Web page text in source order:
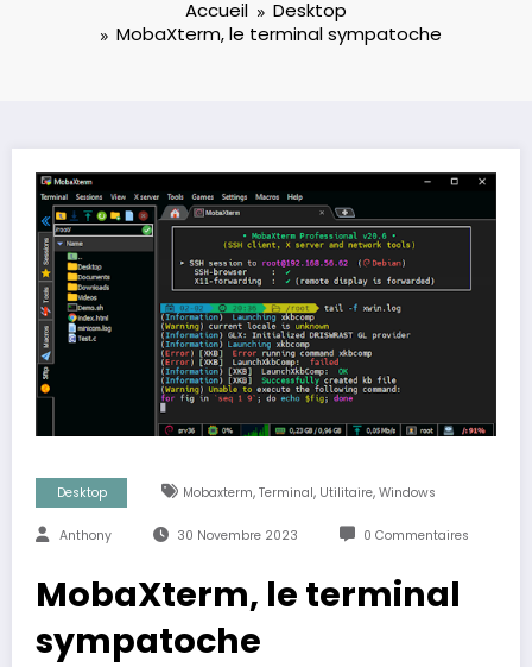
Accueil
Desktop
MobaXterm, le terminal sympatoche
Desktop Mobaxterm, Terminal, Utilitaire, Windows
Anthony 30 Novembre 2023 0 Commentaires
MobaXterm, le terminal
sympatoche